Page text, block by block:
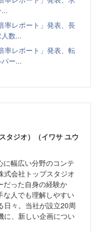
率レポート」発表、長
数...
率レポート」発表、転
ー...
タジオ）（イワサ ユウ
に幅広い分野のコンテ
式会社トップスタジオ
だった自身の経験か
な人でも理解しやすい
日々。当社が設立20周
に、新しい企画につい